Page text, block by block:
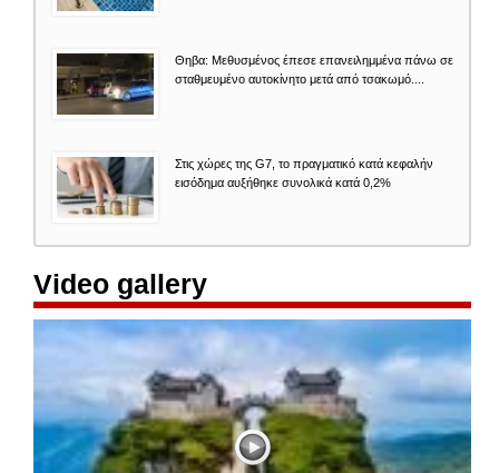
Θηβα: Μεθυσμένος έπεσε επανειλημμένα πάνω σε
σταθμευμένο αυτοκίνητο μετά από τσακωμό....
Στις χώρες της G7, το πραγματικό κατά κεφαλήν
εισόδημα αυξήθηκε συνολικά κατά 0,2%
Video gallery